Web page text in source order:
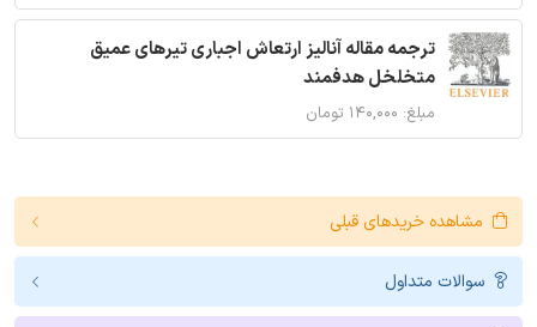
ترجمه مقاله آنالیز ارتعاش اجباری تیرهای عمیق
متخلخل هدفمند
مبلغ: ۱۴۰,۰۰۰ تومان
مشاهده خریدهای قبلی
سوالات متداول